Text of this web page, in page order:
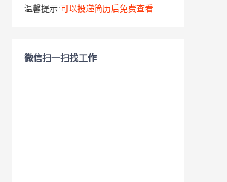
温馨提示: 可以投递简历后免费查看
微信扫一扫找工作